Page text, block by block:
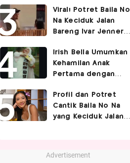
Pasangan
Viral! Potret Baila No
Na Keciduk Jalan
Bareng Ivar Jenner,
Irish Bella Umumkan
Kehamilan Anak
Pertama dengan
Profil dan Potret
Cantik Baila No Na
yang Keciduk Jalan
Advertisement